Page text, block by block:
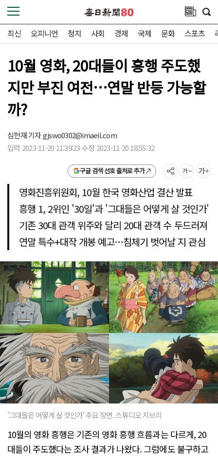
최신 오피니언 정치 사회 경제 국제 문화 스포츠
10월 영화, 20대들이 흥행 주도했
지만 부진 여전…연말 반등 가능할
까?
심헌재 기자gjswo0302@imaeil.com
입력 2023-11-20 11:39:23 수정 2023-11-20 18:55:32
구글 검색 선호 출처로 추가
영화진흥위원회, 10월 한국 영화산업 결산 발표
흥행 1, 2위인 '30일'과 '그대들은 어떻게 살 것인가'
기존 30대 관객 위주와 달리 20대 관객 수 두드러져
연말 특수+대작 개봉 예고…침체기 벗어날 지 관심
'그대들은 어떻게 살 것인가' 주요 장면. 스튜디오 지브리
10월의 영화 흥행은 기존의 영화 흥행 흐름과는 다르게, 20
대들이 주도했다는 조사 결과가 나왔다. 그럼에도 불구하고